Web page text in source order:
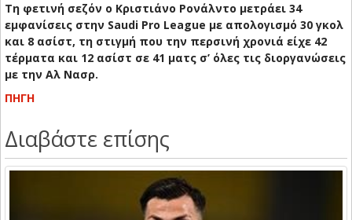
Τη φετινή σεζόν ο Κριστιάνο Ρονάλντο μετράει 34
εμφανίσεις στην Saudi Pro League με απολογισμό 30 γκολ
και 8 ασίστ, τη στιγμή που την περσινή χρονιά είχε 42
τέρματα και 12 ασίστ σε 41 ματς σ’ όλες τις διοργανώσεις
με την Αλ Νασρ.
ΠΗΓΗ
Διαβάστε επίσης